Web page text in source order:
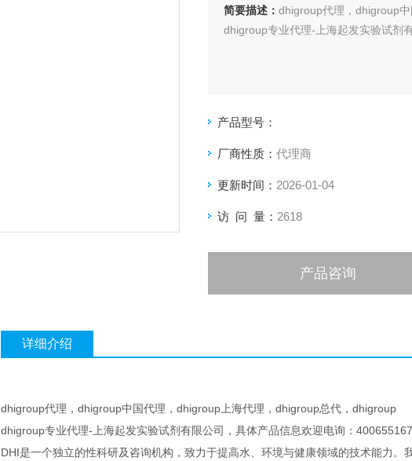
简要描述： dhigroup代理，dhigroup
dhigroup专业代理-上海起发实验试剂
产品型号：
厂商性质： 代理商
更新时间： 2026-01-04
访 问 量： 2618
产品咨询
详细介绍
dhigroup代理，dhigroup中国代理，dhigroup上海代理，dhigroup总代，dhigroup
dhigroup专业代理-上海起发实验试剂有限公司，具体产品信息欢迎电询：
DHI是一个独立的性科研及咨询机构，致力于提高水、环境与健康领域的技术能力